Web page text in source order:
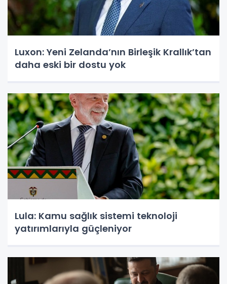
Luxon: Yeni Zelanda’nın Birleşik Krallık’tan
daha eski bir dostu yok
Lula: Kamu sağlık sistemi teknoloji
yatırımlarıyla güçleniyor